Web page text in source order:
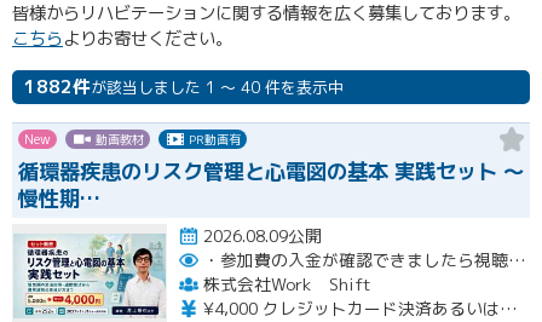
皆様からリハビテーションに関する情報を広く募集しております。
こちらよりお寄せください。
1882件が該当しました 1 ～ 40 件を表示中
New 動画教材 PR動画有
循環器疾患のリスク管理と心電図の基本 実践セット ～
慢性期…
2026.08.09公開
・参加費の入金が確認できましたら視聴用URLとパスワードおよび資料をお申込みいただきましたメールアドレスに送付します。
株式会社Work Shift
¥4,000 クレジットカード決済あるいは銀行振込となります。